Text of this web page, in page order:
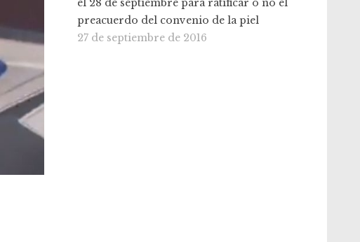
el 28 de septiembre para ratificar o no el
preacuerdo del convenio de la piel
27 de septiembre de 2016